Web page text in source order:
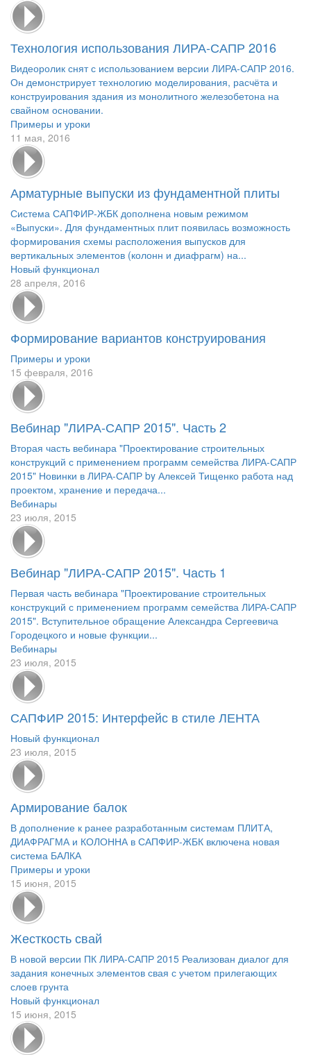
Технология использования ЛИРА-САПР 2016
Видеоролик снят с использованием версии ЛИРА-САПР 2016.
Он демонстрирует технологию моделирования, расчёта и
конструирования здания из монолитного железобетона на
свайном основании.
Примеры и уроки
11 мая, 2016
Арматурные выпуски из фундаментной плиты
Система САПФИР-ЖБК дополнена новым режимом
«Выпуски». Для фундаментных плит появилась возможность
формирования схемы расположения выпусков для
вертикальных элементов (колонн и диафрагм) на...
Новый функционал
28 апреля, 2016
Формирование вариантов конструирования
Примеры и уроки
15 февраля, 2016
Вебинар "ЛИРА-САПР 2015". Часть 2
Вторая часть вебинара "Проектирование строительных
конструкций с применением программ семейства ЛИРА-САПР
2015" Новинки в ЛИРА-САПР by Алексей Тищенко работа над
проектом, хранение и передача...
Вебинары
23 июля, 2015
Вебинар "ЛИРА-САПР 2015". Часть 1
Первая часть вебинара "Проектирование строительных
конструкций с применением программ семейства ЛИРА-САПР
2015". Вступительное обращение Александра Сергеевича
Городецкого и новые функции...
Вебинары
23 июля, 2015
САПФИР 2015: Интерфейс в стиле ЛЕНТА
Новый функционал
23 июля, 2015
Армирование балок
В дополнение к ранее разработанным системам ПЛИТА,
ДИАФРАГМА и КОЛОННА в САПФИР-ЖБК включена новая
система БАЛКА
Примеры и уроки
15 июня, 2015
Жесткость свай
В новой версии ПК ЛИРА-САПР 2015 Реализован диалог для
задания конечных элементов свая с учетом прилегающих
слоев грунта
Новый функционал
15 июня, 2015